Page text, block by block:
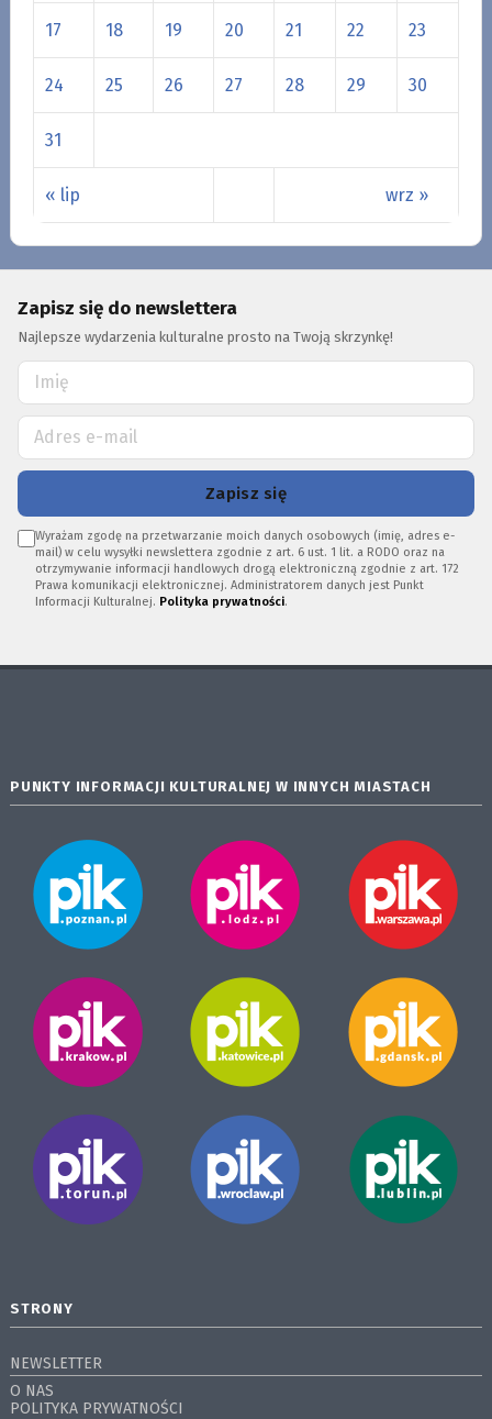
« lip wrz »
17 18 19 20 21 22 23
24 25 26 27 28 29 30
31
Zapisz się do newslettera
Najlepsze wydarzenia kulturalne prosto na Twoją skrzynkę!
Zapisz się
Wyrażam zgodę na przetwarzanie moich danych osobowych (imię, adres e-
mail) w celu wysyłki newslettera zgodnie z art. 6 ust. 1 lit. a RODO oraz na
otrzymywanie informacji handlowych drogą elektroniczną zgodnie z art. 172
Prawa komunikacji elektronicznej. Administratorem danych jest Punkt
Informacji Kulturalnej. Polityka prywatności.
PUNKTY INFORMACJI KULTURALNEJ W INNYCH MIASTACH
STRONY
NEWSLETTER
O NAS
POLITYKA PRYWATNOŚCI